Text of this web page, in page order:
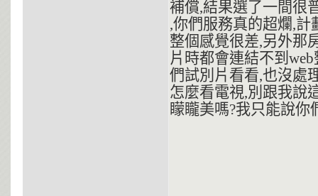
補償,結果選了一間很
,你們服務真的超爛,
整個感覺很差,另外那
片時都會連結不到
們試別片看看,也沒處
怎麼看電視,別跟我說
矇矓美嗎?我只能說你